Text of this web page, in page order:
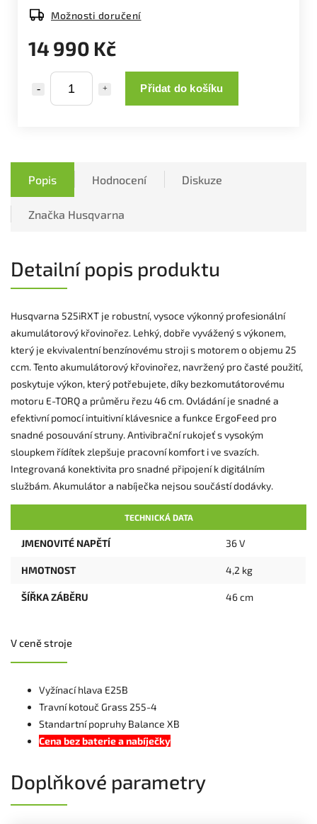
14 990 Kč
Přidat do košíku
Možnosti doručení
Popis Hodnocení Diskuze
Značka Husqvarna
Detailní popis produktu
Husqvarna 525iRXT je robustní, vysoce výkonný profesionální
akumulátorový křovinořez. Lehký, dobře vyvážený s výkonem,
který je ekvivalentní benzínovému stroji s motorem o objemu 25
ccm. Tento akumulátorový křovinořez, navržený pro časté použití,
poskytuje výkon, který potřebujete, díky bezkomutátorovému
motoru E-TORQ a průměru řezu 46 cm. Ovládání je snadné a
efektivní pomocí intuitivní klávesnice a funkce ErgoFeed pro
snadné posouvání struny. Antivibrační rukojeť s vysokým
sloupkem řídítek zlepšuje pracovní komfort i ve svazích.
Integrovaná konektivita pro snadné připojení k digitálním
službám. Akumulátor a nabíječka nejsou součástí dodávky.
TECHNICKÁ DATA
JMENOVITÉ NAPĚTÍ 36 V
HMOTNOST 4,2 kg
ŠÍŘKA ZÁBĚRU 46 cm
V ceně stroje
Vyžínací hlava E25B
Travní kotouč Grass 255-4
Standartní popruhy Balance XB
Cena bez baterie a nabíječky
Doplňkové parametry